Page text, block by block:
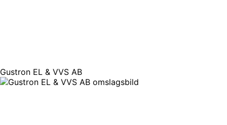
Gustron EL & VVS AB